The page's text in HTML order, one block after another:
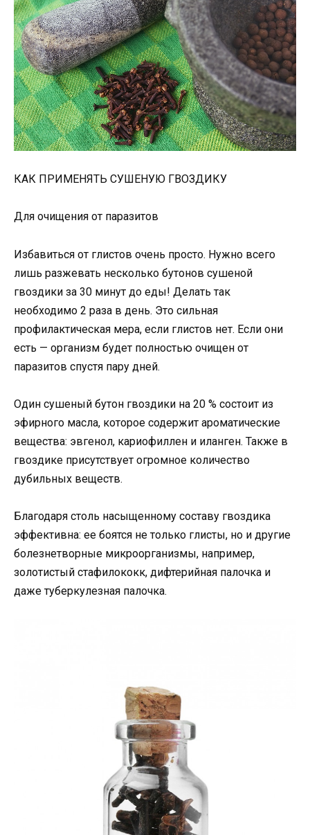
КАК ПРИМЕНЯТЬ СУШЕНУЮ ГВОЗДИКУ
Для очищения от паразитов
Избавиться от глистов очень просто. Нужно всего
лишь разжевать несколько бутонов сушеной
гвоздики за 30 минут до еды! Делать так
необходимо 2 раза в день. Это сильная
профилактическая мера, если глистов нет. Если они
есть — организм будет полностью очищен от
паразитов спустя пару дней.
Один сушеный бутон гвоздики на 20 % состоит из
эфирного масла, которое содержит ароматические
вещества: эвгенол, кариофиллен и иланген. Также в
гвоздике присутствует огромное количество
дубильных веществ.
Благодаря столь насыщенному составу гвоздика
эффективна: ее боятся не только глисты, но и другие
болезнетворные микроорганизмы, например,
золотистый стафилококк, дифтерийная палочка и
даже туберкулезная палочка.